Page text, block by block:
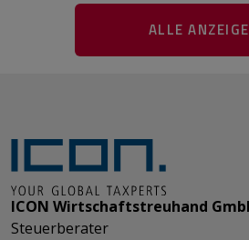
ALLE
ICON Wirtschaftstreuhand
Steuerberater